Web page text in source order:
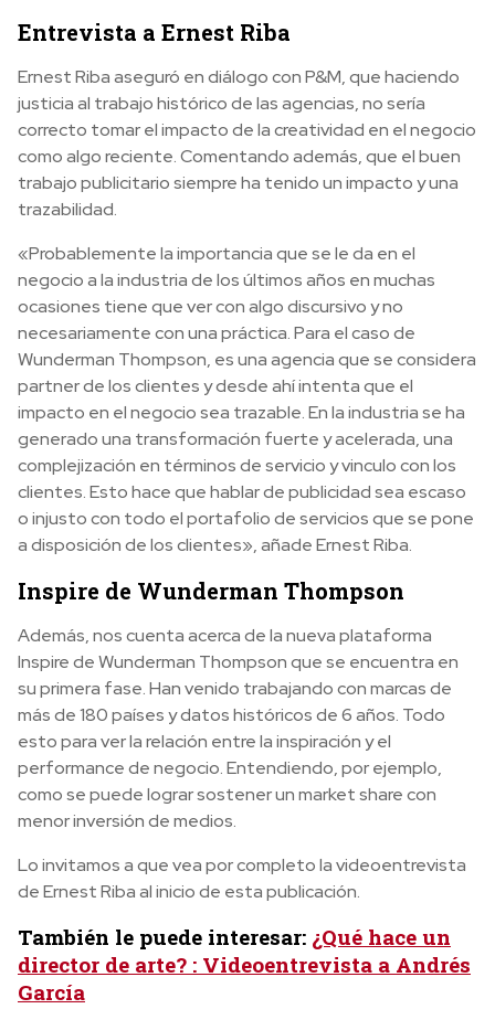
Entrevista a Ernest Riba
Ernest Riba aseguró en diálogo con P&M, que haciendo
justicia al trabajo histórico de las agencias, no sería
correcto tomar el impacto de la creatividad en el negocio
como algo reciente. Comentando además, que el buen
trabajo publicitario siempre ha tenido un impacto y una
trazabilidad.
«Probablemente la importancia que se le da en el
negocio a la industria de los últimos años en muchas
ocasiones tiene que ver con algo discursivo y no
necesariamente con una práctica. Para el caso de
Wunderman Thompson, es una agencia que se considera
partner de los clientes y desde ahí intenta que el
impacto en el negocio sea trazable. En la industria se ha
generado una transformación fuerte y acelerada, una
complejización en términos de servicio y vinculo con los
clientes. Esto hace que hablar de publicidad sea escaso
o injusto con todo el portafolio de servicios que se pone
a disposición de los clientes», añade Ernest Riba.
Inspire de Wunderman Thompson
Además, nos cuenta acerca de la nueva plataforma
Inspire de Wunderman Thompson que se encuentra en
su primera fase. Han venido trabajando con marcas de
más de 180 países y datos históricos de 6 años. Todo
esto para ver la relación entre la inspiración y el
performance de negocio. Entendiendo, por ejemplo,
como se puede lograr sostener un market share con
menor inversión de medios.
Lo invitamos a que vea por completo la videoentrevista
de Ernest Riba al inicio de esta publicación.
También le puede interesar: ¿Qué hace un
director de arte? : Videoentrevista a Andrés
García